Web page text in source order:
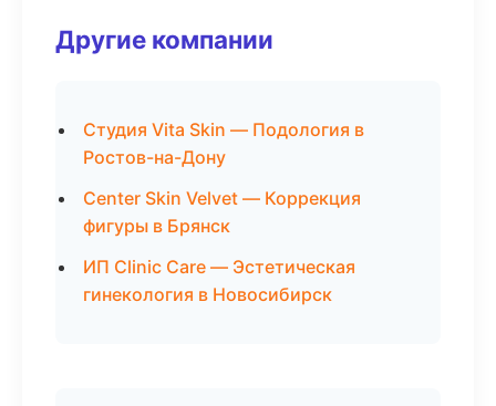
Другие компании
Студия Vita Skin — Подология в
Ростов-на-Дону
Center Skin Velvet — Коррекция
фигуры в Брянск
ИП Clinic Care — Эстетическая
гинекология в Новосибирск